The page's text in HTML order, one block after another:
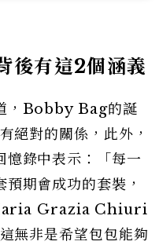
後有這2個涵義
，Bobby Bag的誕
絕對的關係，此外，
憶錄中表示：「每一
期會成功的套裝，
Grazia Chiuri
無非是希望包包能夠